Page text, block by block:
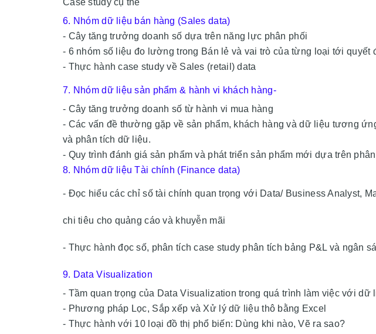
Case study cụ thể
6. Nhóm dữ liệu bán hàng (Sales data)
- Cây tăng trưởng doanh số dựa trên năng lực phân phối
- 6 nhóm số liệu đo lường trong Bán lẻ và vai trò của từng loại tới quyết
- Thực hành case study về Sales (retail) data
7. Nhóm dữ liệu sản phẩm & hành vi khách hàng-
- Cây tăng trưởng doanh số từ hành vi mua hàng
- Các vấn đề thường gặp về sản phẩm, khách hàng và dữ liệu tương
và phân tích dữ liệu.
- Quy trình đánh giá sản phẩm và phát triển sản phẩm mới dựa trên
8. Nhóm dữ liệu Tài chính (Finance data)
- Đọc hiểu các chỉ số tài chính quan trọng với Data/ Business Analyst,
chi tiêu cho quảng cáo và khuyễn mãi
- Thực hành đọc số, phân tích case study phân tích bảng P&L và ngân
9. Data Visualization
- Tầm quan trọng của Data Visualization trong quá trình làm việc với dữ
- Phương pháp Lọc, Sắp xếp và Xử lý dữ liệu thô bằng Excel
- Thực hành với 10 loại đồ thị phổ biến: Dùng khi nào, Vẽ ra sao?